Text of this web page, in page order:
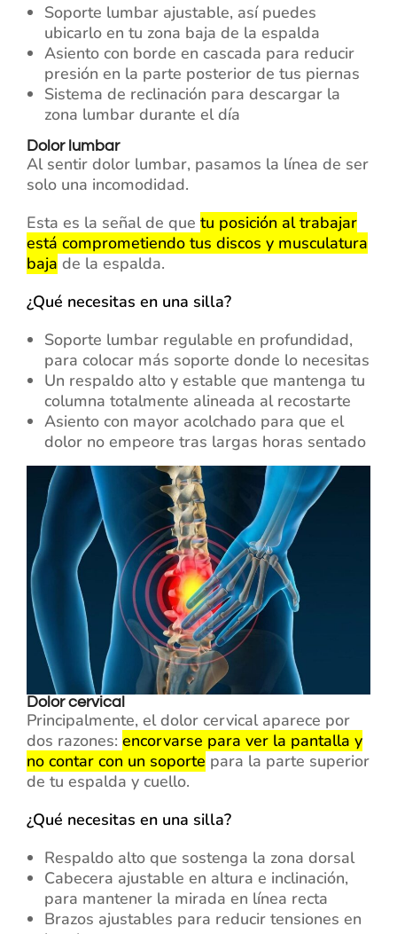
Soporte lumbar ajustable, así puedes
ubicarlo en tu zona baja de la espalda
Asiento con borde en cascada para reducir
presión en la parte posterior de tus piernas
Sistema de reclinación para descargar la
zona lumbar durante el día
Dolor lumbar
Al sentir dolor lumbar, pasamos la línea de ser
solo una incomodidad.
Esta es la señal de que tu posición al trabajar
está comprometiendo tus discos y musculatura
baja de la espalda.
¿Qué necesitas en una silla?
Soporte lumbar regulable en profundidad,
para colocar más soporte donde lo necesitas
Un respaldo alto y estable que mantenga tu
columna totalmente alineada al recostarte
Asiento con mayor acolchado para que el
dolor no empeore tras largas horas sentado
Dolor cervical
Principalmente, el dolor cervical aparece por
dos razones: encorvarse para ver la pantalla y
no contar con un soporte para la parte superior
de tu espalda y cuello.
¿Qué necesitas en una silla?
Respaldo alto que sostenga la zona dorsal
Cabecera ajustable en altura e inclinación,
para mantener la mirada en línea recta
Brazos ajustables para reducir tensiones en